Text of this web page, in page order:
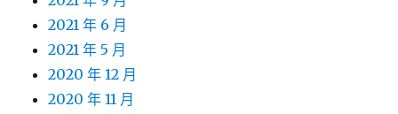
2021 年 6 月
2021 年 5 月
2020 年 12 月
2020 年 11 月